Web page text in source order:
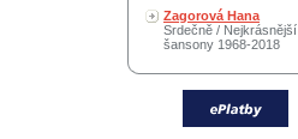
Zagorová Hana
Srdečně / Nejkrásnější
šansony 1968-2018